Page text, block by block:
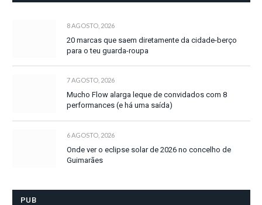
8 AGOSTO, 2026
20 marcas que saem diretamente da cidade-berço
para o teu guarda-roupa
7 AGOSTO, 2026
Mucho Flow alarga leque de convidados com 8
performances (e há uma saída)
6 AGOSTO, 2026
Onde ver o eclipse solar de 2026 no concelho de
Guimarães
PUB